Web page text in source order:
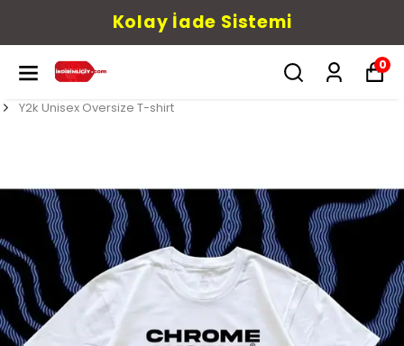
Kolay İade Sistemi
0
Y2k Unisex Oversize T-shirt